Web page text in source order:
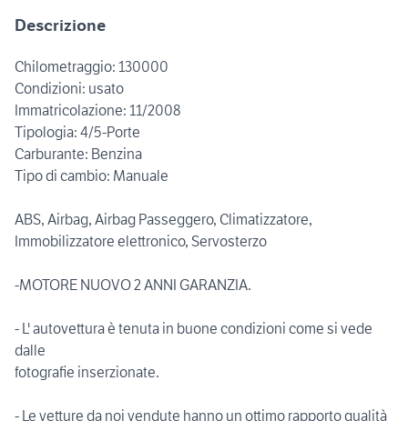
Descrizione
Chilometraggio: 130000
Condizioni: usato
Immatricolazione: 11/2008
Tipologia: 4/5-Porte
Carburante: Benzina
Tipo di cambio: Manuale
ABS, Airbag, Airbag Passeggero, Climatizzatore,
Immobilizzatore elettronico, Servosterzo
-MOTORE NUOVO 2 ANNI GARANZIA.
- L' autovettura è tenuta in buone condizioni come si vede
dalle
fotografie inserzionate.
- Le vetture da noi vendute hanno un ottimo rapporto qualità